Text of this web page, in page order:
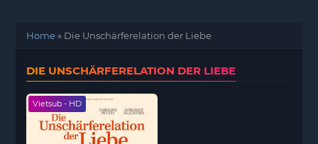
Home» Die Unschärferelation der Liebe
DIE UNSCHÄRFERELATION DER LIEBE
Vietsub - HD